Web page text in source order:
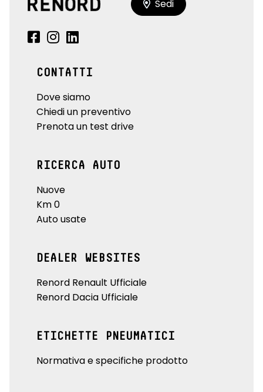
Sedi
CONTATTI
Dove siamo
Chiedi un preventivo
Prenota un test drive
RICERCA AUTO
Nuove
Km 0
Auto usate
DEALER WEBSITES
Renord Renault Ufficiale
Renord Dacia Ufficiale
ETICHETTE PNEUMATICI
Normativa e specifiche prodotto